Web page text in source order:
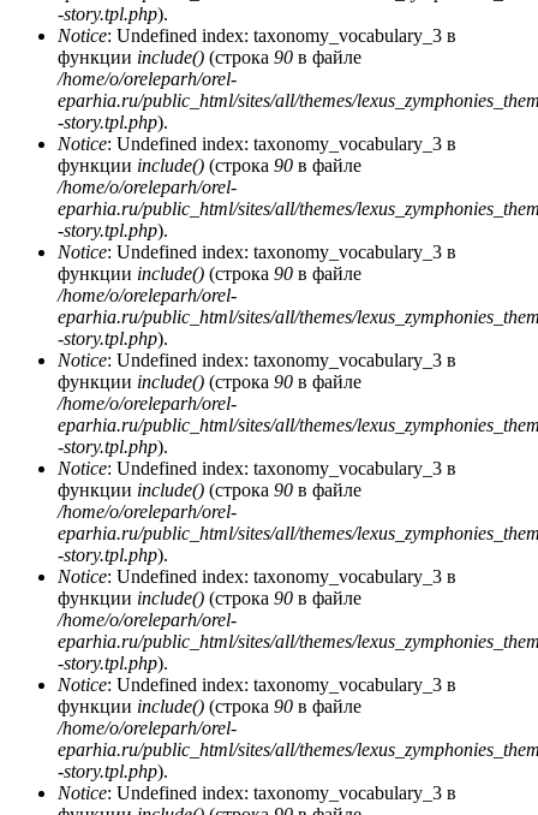
-story.tpl.php).
Notice: Undefined index: taxonomy_vocabulary_3 в
функции include() (строка 90 в файле
/home/o/oreleparh/orel-
eparhia.ru/public_html/sites/all/themes/
-story.tpl.php).
Notice: Undefined index: taxonomy_vocabulary_3 в
функции include() (строка 90 в файле
/home/o/oreleparh/orel-
eparhia.ru/public_html/sites/all/themes/
-story.tpl.php).
Notice: Undefined index: taxonomy_vocabulary_3 в
функции include() (строка 90 в файле
/home/o/oreleparh/orel-
eparhia.ru/public_html/sites/all/themes/
-story.tpl.php).
Notice: Undefined index: taxonomy_vocabulary_3 в
функции include() (строка 90 в файле
/home/o/oreleparh/orel-
eparhia.ru/public_html/sites/all/themes/
-story.tpl.php).
Notice: Undefined index: taxonomy_vocabulary_3 в
функции include() (строка 90 в файле
/home/o/oreleparh/orel-
eparhia.ru/public_html/sites/all/themes/
-story.tpl.php).
Notice: Undefined index: taxonomy_vocabulary_3 в
функции include() (строка 90 в файле
/home/o/oreleparh/orel-
eparhia.ru/public_html/sites/all/themes/
-story.tpl.php).
Notice: Undefined index: taxonomy_vocabulary_3 в
функции include() (строка 90 в файле
/home/o/oreleparh/orel-
eparhia.ru/public_html/sites/all/themes/
-story.tpl.php).
Notice: Undefined index: taxonomy_vocabulary_3 в